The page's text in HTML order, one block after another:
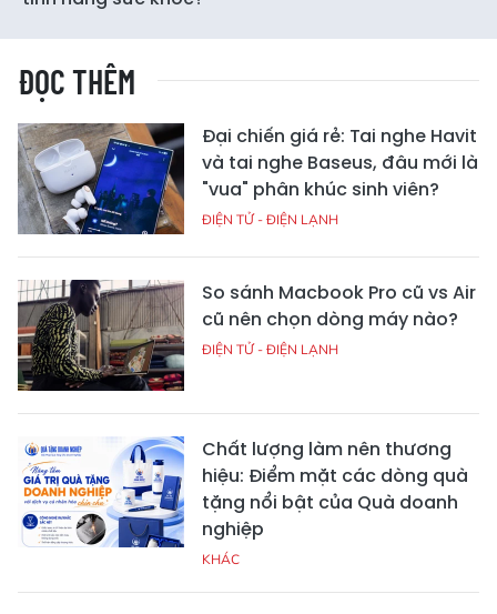
ĐỌC THÊM
Đại chiến giá rẻ: Tai nghe Havit
và tai nghe Baseus, đâu mới là
"vua" phân khúc sinh viên?
ĐIỆN TỬ - ĐIỆN LẠNH
So sánh Macbook Pro cũ vs Air
cũ nên chọn dòng máy nào?
ĐIỆN TỬ - ĐIỆN LẠNH
Chất lượng làm nên thương
hiệu: Điểm mặt các dòng quà
tặng nổi bật của Quà doanh
nghiệp
KHÁC